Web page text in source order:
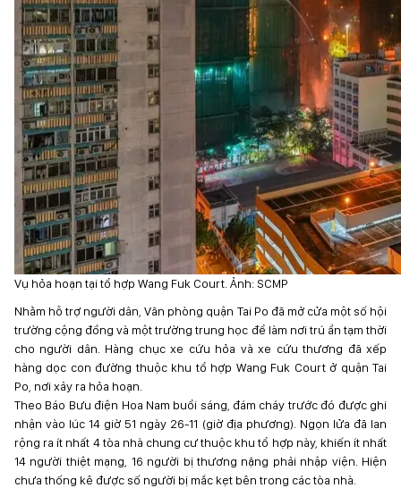
Vụ hỏa hoạn tại tổ hợp Wang Fuk Court. Ảnh: SCMP
Nhằm hỗ trợ người dân, Văn phòng quận Tai Po đã mở cửa một số hội
trường cộng đồng và một trường trung học để làm nơi trú ẩn tạm thời
cho người dân. Hàng chục xe cứu hỏa và xe cứu thương đã xếp
hàng dọc con đường thuộc khu tổ hợp Wang Fuk Court ở quận Tai
Po, nơi xảy ra hỏa hoạn.
Theo Báo Bưu điện Hoa Nam buổi sáng, đám cháy trước đó được ghi
nhận vào lúc 14 giờ 51 ngày 26-11 (giờ địa phương). Ngọn lửa đã lan
rộng ra ít nhất 4 tòa nhà chung cư thuộc khu tổ hợp này, khiến ít nhất
14 người thiệt mạng, 16 người bị thương nặng phải nhập viện. Hiện
chưa thống kê được số người bị mắc kẹt bên trong các tòa nhà.